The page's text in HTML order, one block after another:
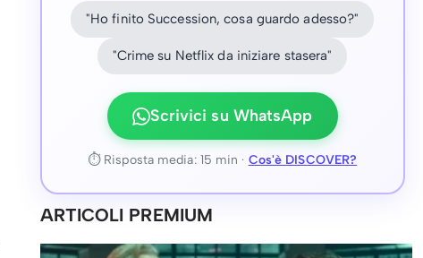
"Ho finito Succession, cosa guardo adesso?"
"Crime su Netflix da iniziare stasera"
Scrivici su WhatsApp
⏱ Risposta media: 15 min · Cos'è DISCOVER?
ARTICOLI PREMIUM